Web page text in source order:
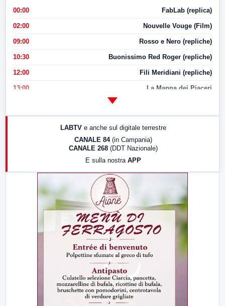
00:00 FabLab (replica)
02:00 Nouvelle Vouge (Film)
09:00 Rosso e Nero (repliche)
10:30 Buonissimo Red Roger (repliche)
12:00 Fili Meridiani (repliche)
13:00 La Mappa dei Piaceri
17:00 LabNews (replica)
LABTV e anche sul digitale terrestre
CANALE 84 (in Campania)
CANALE 268 (DDT Nazionale)
E sulla nostra APP